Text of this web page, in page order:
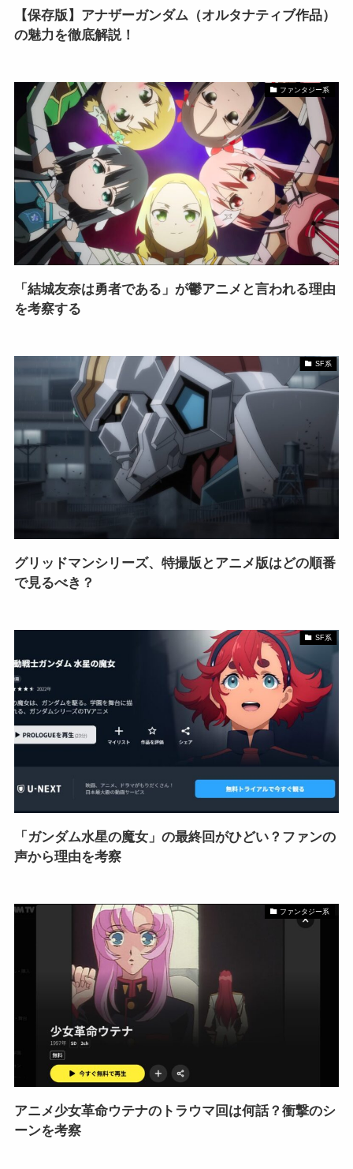
【保存版】アナザーガンダム（オルタナティブ作品）
の魅力を徹底解説！
ファンタジー系
「結城友奈は勇者である」が鬱アニメと言われる理由
を考察する
SF系
グリッドマンシリーズ、特撮版とアニメ版はどの順番
で見るべき？
SF系
「ガンダム水星の魔女」の最終回がひどい？ファンの
声から理由を考察
ファンタジー系
アニメ少女革命ウテナのトラウマ回は何話？衝撃のシ
ーンを考察